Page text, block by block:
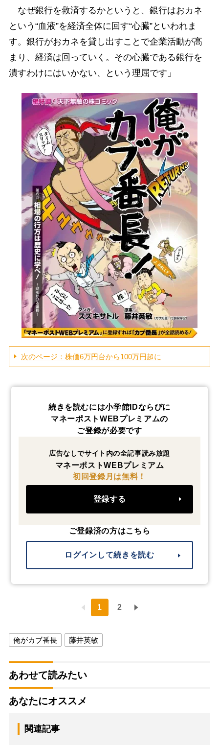
なぜ銀行を救済するかというと、銀行はおカネ
という“血液”を経済全体に回す“心臓”といわれま
す。銀行がおカネを貸し出すことで企業活動が高
まり、経済は回っていく。その心臓である銀行を
潰すわけにはいかない、という理屈です」
次のページ：株価6万円台から100万円超に
続きを読むには小学館IDならびに
マネーポストWEBプレミアムの
ご登録が必要です
広告なしでサイト内の全記事読み放題
マネーポストWEBプレミアム
初回登録月は無料！
登録する
ご登録済の方はこちら
ログインして続きを読む
1 2
俺がカブ番長 藤井英敏
あわせて読みたい
あなたにオススメ
関連記事